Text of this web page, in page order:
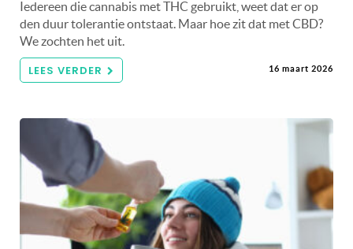
Iedereen die cannabis met THC gebruikt, weet dat er op
den duur tolerantie ontstaat. Maar hoe zit dat met CBD?
We zochten het uit.
LEES VERDER 16 maart 2026